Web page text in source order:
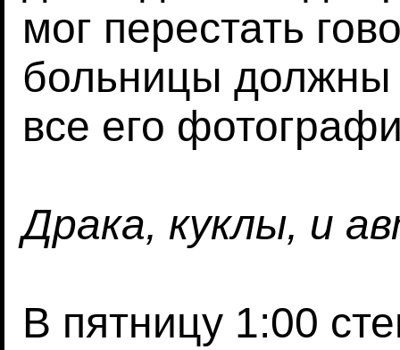
мог перестать
больницы должны
все его
Драка, куклы, и
В пятницу 1:00